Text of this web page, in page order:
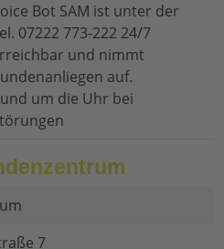
Bot SAM ist unter der
07222 773-222 24/7
und nimmt
auf.
um die Uhr bei
7